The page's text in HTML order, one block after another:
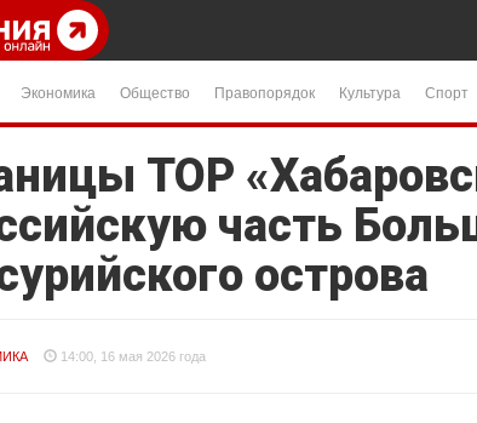
Экономика Общество Правопорядок Культура Спорт
ТОР
часть
острова
14:00, 16 мая 2026 года